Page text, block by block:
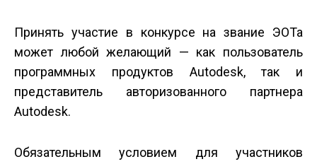
Принять участие в конкурсе на звание ЭОТа
может любой желающий — как пользователь
программных продуктов Autodesk, так и
представитель авторизованного партнера
Autodesk.
Обязательным условием для участников